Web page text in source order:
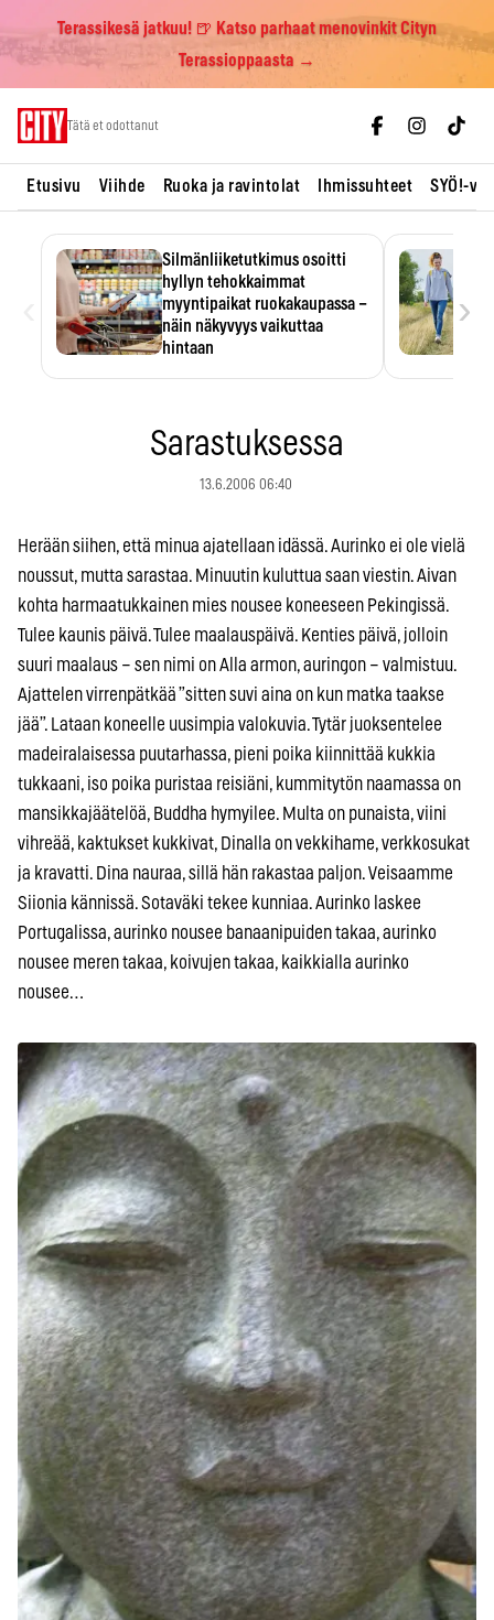
Terassikesä jatkuu! 🍺 Katso parhaat menovinkit Cityn
Terassioppaasta →
Tätä et odottanut
Etusivu Viihde Ruoka ja ravintolat Ihmissuhteet SYÖ!-
Silmänliiketutkimus osoitti
hyllyn tehokkaimmat
myyntipaikat ruokakaupassa –
näin näkyvyys vaikuttaa
hintaan
›
Sarastuksessa
13.6.2006 06:40
Herään siihen, että minua ajatellaan idässä. Aurinko ei ole vielä
noussut, mutta sarastaa. Minuutin kuluttua saan viestin. Aivan
kohta harmaatukkainen mies nousee koneeseen Pekingissä.
Tulee kaunis päivä. Tulee maalauspäivä. Kenties päivä, jolloin
suuri maalaus – sen nimi on Alla armon, auringon – valmistuu.
Ajattelen virrenpätkää ”sitten suvi aina on kun matka taakse
jää”. Lataan koneelle uusimpia valokuvia. Tytär juoksentelee
madeiralaisessa puutarhassa, pieni poika kiinnittää kukkia
tukkaani, iso poika puristaa reisiäni, kummitytön naamassa on
mansikkajäätelöä, Buddha hymyilee. Multa on punaista, viini
vihreää, kaktukset kukkivat, Dinalla on vekkihame, verkkosukat
ja kravatti. Dina nauraa, sillä hän rakastaa paljon. Veisaamme
Siionia kännissä. Sotaväki tekee kunniaa. Aurinko laskee
Portugalissa, aurinko nousee banaanipuiden takaa, aurinko
nousee meren takaa, koivujen takaa, kaikkialla aurinko
nousee…